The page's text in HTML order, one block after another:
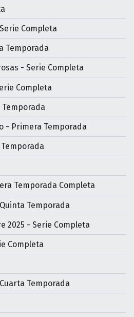
Completa
Temporada
- Serie Completa
Completa
- Primera Temporada
Temporada Completa
Temporada
2025 - Serie Completa
Completa
Temporada